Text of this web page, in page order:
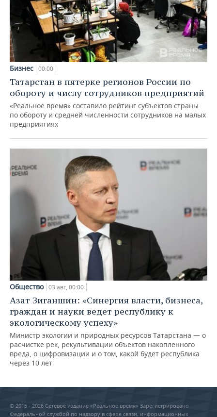
Бизнес 00:00
Татарстан в пятерке регионов России по
обороту и числу сотрудников предприятий
«Реальное время» составило рейтинг субъектов страны
по обороту и средней численности сотрудников на малых
предприятиях
Общество 03 авг, 00:00
Азат Зиганшин: «Синергия власти, бизнеса,
граждан и науки ведет республику к
экологическому успеху»
Министр экологии и природных ресурсов Татарстана — о
расчистке рек, рекультивации объектов накопленного
вреда, о цифровизации и о том, какой будет республика
через 10 лет
© 2015 - 2026 Сетевое издание «Реальное время» Зарегистрировано
Федеральной службой по надзору в сфере связи, информационных